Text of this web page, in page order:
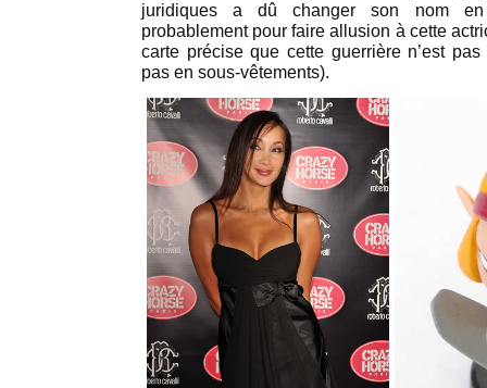
juridiques a dû changer son nom
probablement pour faire allusion à cette
carte précise que cette guerrière n’est
pas en sous-vêtements).